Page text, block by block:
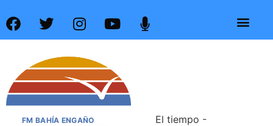
FM BAHÍA ENGAÑO
El tiempo -